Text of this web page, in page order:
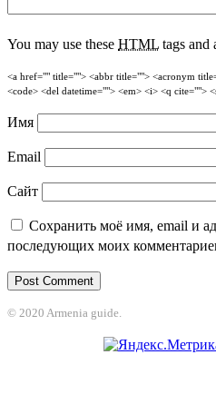
You may use these HTML tags and
<a href="" title=""> <abbr title=""> <acronym
<code> <del datetime=""> <em> <i> <q cite="">
Имя
Email
Сайт
Сохранить моё имя, email и
последующих моих
© 2020 Armenia guide.